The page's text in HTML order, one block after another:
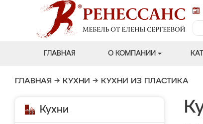
ГЛАВНАЯ О КОМПАНИИ
ГЛАВНАЯ → КУХНИ → КУХНИ ИЗ ПЛАСТИКА
Кухни